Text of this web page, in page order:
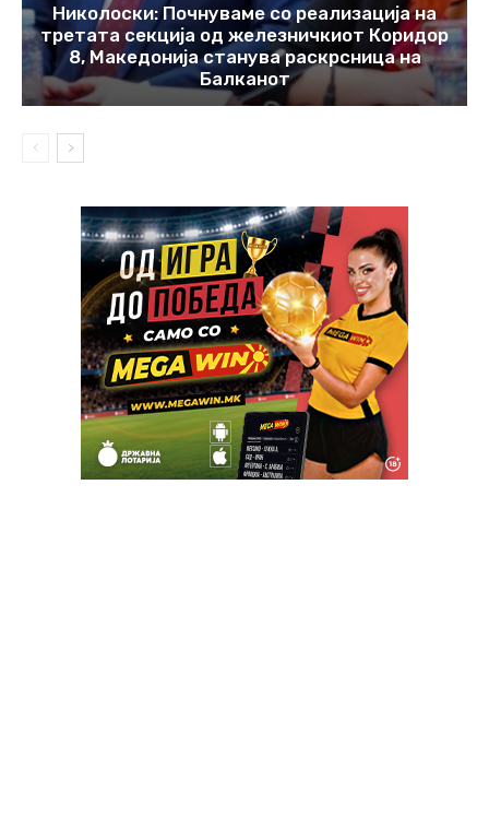
Николоски: Почнуваме со реализација на
третата секција од железничкиот Коридор
8, Македонија станува раскрсница на
Балканот